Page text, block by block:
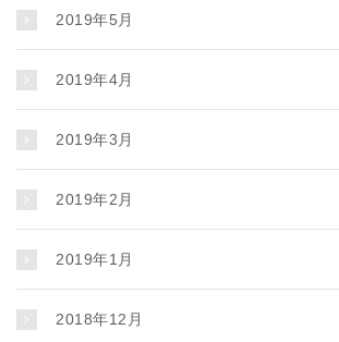
2019年5月
2019年4月
2019年3月
2019年2月
2019年1月
2018年12月